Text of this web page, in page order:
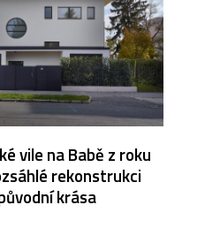
vile na Babě z roku
rekonstrukci
krása